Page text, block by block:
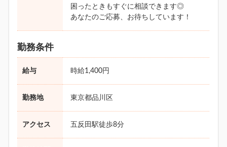
困ったときもすぐに相談できます◎
あなたのご応募、お待ちしています！
勤務条件
給与 時給1,400円
勤務地 東京都品川区
アクセス 五反田駅徒歩8分